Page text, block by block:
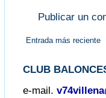
Publicar un
Entrada más reciente
CLUB
e-mail.